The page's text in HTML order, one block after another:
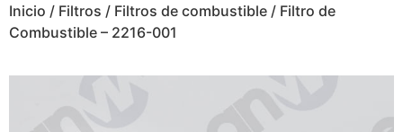
Inicio / Filtros / Filtros de combustible / Filtro de
Combustible – 2216-001